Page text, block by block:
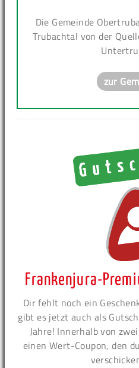
Die Gemeinde
Trubachtal von der
zur
Frankenjura-
Dir fehlt noch ein
gibt es jetzt auch als
Jahre! Innerhalb von
einen Wert-Coupon, den